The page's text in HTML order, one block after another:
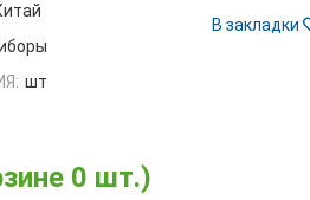
В закладки
шт
0 шт.)